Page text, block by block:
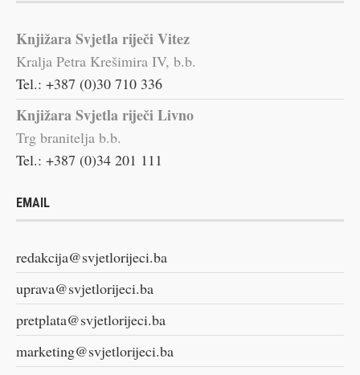
Knjižara Svjetla riječi Vitez
Kralja Petra Krešimira IV, b.b.
Tel.: +387 (0)30 710 336
Knjižara Svjetla riječi Livno
Trg branitelja b.b.
Tel.: +387 (0)34 201 111
EMAIL
redakcija@svjetlorijeci.ba
uprava@svjetlorijeci.ba
pretplata@svjetlorijeci.ba
marketing@svjetlorijeci.ba